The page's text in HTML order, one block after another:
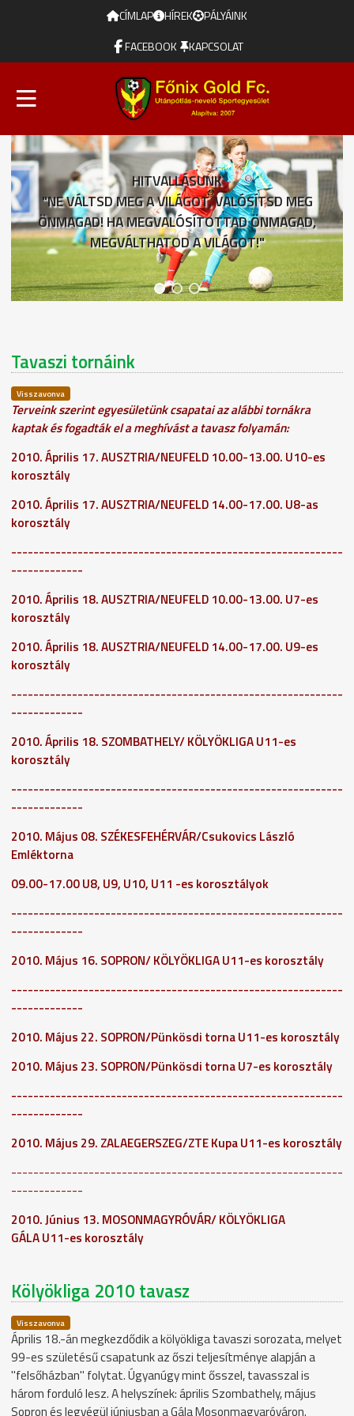
CÍMLAP HÍREK
PÁLYÁINK
FACEBOOK
KAPCSOLAT
HITVALLÁSUNK
"NE VÁLTSD MEG A VILÁGOT, VALÓSÍTSD MEG
ÖNMAGAD! HA MEGVALÓSÍTOTTAD ÖNMAGAD,
MEGVÁLTHATOD A VILÁGOT!"
Tavaszi tornáink
Visszavonva
Terveink szerint egyesületünk csapatai az alábbi tornákra
kaptak és fogadták el a meghívást a tavasz folyamán:
2010. Április 17. AUSZTRIA/NEUFELD 10.00-13.00. U10-es
korosztály
2010. Április 17. AUSZTRIA/NEUFELD 14.00-17.00. U8-as
korosztály
------------------------------------------------------------
-------------
2010. Április 18. AUSZTRIA/NEUFELD 10.00-13.00. U7-es
korosztály
2010. Április 18. AUSZTRIA/NEUFELD 14.00-17.00. U9-es
korosztály
------------------------------------------------------------
-------------
2010. Április 18. SZOMBATHELY/ KÖLYÖKLIGA U11-es
korosztály
------------------------------------------------------------
-------------
2010. Május 08. SZÉKESFEHÉRVÁR/Csukovics László
Emléktorna
09.00-17.00U8, U9, U10, U11 -es korosztályok
------------------------------------------------------------
-------------
2010. Május 16. SOPRON/ KÖLYÖKLIGA U11-es korosztály
------------------------------------------------------------
-------------
2010. Május 22. SOPRON/Pünkösdi torna U11-es korosztály
2010. Május 23. SOPRON/Pünkösdi torna U7-es korosztály
------------------------------------------------------------
-------------
2010. Május 29. ZALAEGERSZEG/ZTE Kupa U11-es korosztály
------------------------------------------------------------
-------------
2010. Június 13. MOSONMAGYRÓVÁR/ KÖLYÖKLIGA
GÁLA U11-es korosztály
Kölyökliga 2010 tavasz
Visszavonva
Április 18.-án megkezdődik a kölyökliga tavaszi sorozata, melyet
99-es születésű csapatunk az őszi teljesítménye alapján a
"felsőházban" folytat. Úgyanúgy mint ősszel, tavasszal is
három forduló lesz. A helyszínek: április Szombathely, május
Sopron és legvégül júniusban a Gála Mosonmagyaróváron.